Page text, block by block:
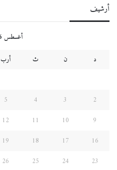
أرشيف
أغسطس 2026
د
ن ث أرب
2
3
4
5
9
10
11
12
16
17
18
19
23
24
25
26